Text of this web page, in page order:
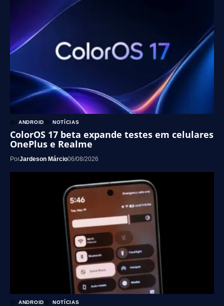
ANDROID NOTÍCIAS
ColorOS 17 beta expande testes em celulares
OnePlus e Realme
PorJardeson Márcio06/08/2026
ANDROID NOTÍCIAS